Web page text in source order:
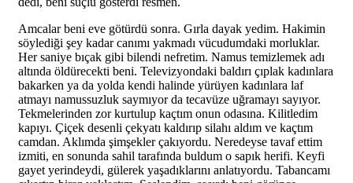
Amcalar beni eve götürdü sonra. Gırla dayak yedim. Hakimin
söylediği şey kadar canımı yakmadı vücudumdaki morluklar.
Her saniye bıçak gibi bilendi nefretim. Namus temizlemek adı
altında öldürecekti beni. Televizyondaki baldırı çıplak kadınlara
bakarken ya da yolda kendi halinde yürüyen kadınlara laf
atmayı namussuzluk saymıyor da tecavüze uğramayı sayıyor.
Tekmelerinden zor kurtulup kaçtım onun odasına. Kilitledim
kapıyı. Çiçek desenli çekyatı kaldırıp silahı aldım ve kaçtım
camdan. Aklımda şimşekler çakıyordu. Neredeyse tavaf ettim
izmiti, en sonunda sahil tarafında buldum o sapık herifi. Keyfi
gayet yerindeydi, gülerek yaşadıklarını anlatıyordu. Tabancamı